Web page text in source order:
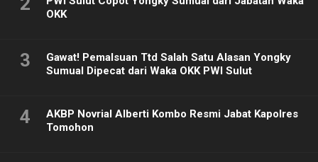
OKK
3
Gawat! Pemalsuan Ttd Salah Satu Alasan Yongky
Sumual Dipecat dari Waka OKK PWI Sulut
4
AKBP Novrial Alberti Kombo Resmi Jabat Kapolres
Tomohon